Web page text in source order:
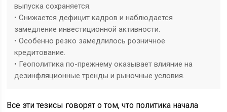
выпуска сохраняется.
• Снижается дефицит кадров и наблюдается
замедление инвестиционной активности.
• Особенно резко замедлилось розничное
кредитование.
• Геополитика по-прежнему оказывает влияние на
дезинфляционные тренды и рыночные условия.
Все эти тезисы говорят о том, что политика начала